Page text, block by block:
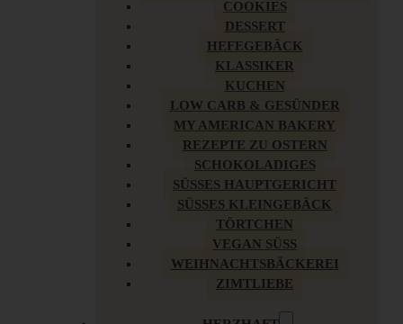
COOKIES
DESSERT
HEFEGEBÄCK
KLASSIKER
KUCHEN
LOW CARB & GESÜNDER
MY AMERICAN BAKERY
REZEPTE ZU OSTERN
SCHOKOLADIGES
SÜSSES HAUPTGERICHT
SÜSSES KLEINGEBÄCK
TÖRTCHEN
VEGAN SÜSS
WEIHNACHTSBÄCKEREI
ZIMTLIEBE